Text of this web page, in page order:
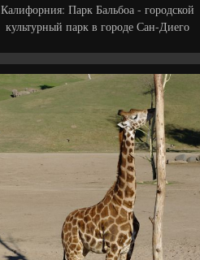
Калифорния: Парк Бальбоа - городской
культурный парк в городе Сан-Диего